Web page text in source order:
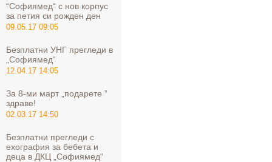
“Софиямед“ с нов корпус
за петия си рожден ден
09.05.17 09:05
Безплатни УНГ прегледи в
„Софиямед“
12.04.17 14:05
За 8-ми март „подарете ”
здраве!
02.03.17 14:50
Безплатни прегледи с
ехография за бебета и
деца в ДКЦ „Софиямед“